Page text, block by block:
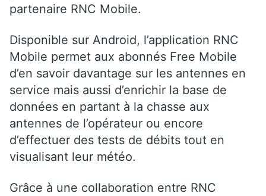
partenaire RNC Mobile.
Disponible sur Android, l’application RNC
Mobile permet aux abonnés Free Mobile
d’en savoir davantage sur les antennes en
service mais aussi d’enrichir la base de
données en partant à la chasse aux
antennes de l’opérateur ou encore
d’effectuer des tests de débits tout en
visualisant leur météo.
Grâce à une collaboration entre RNC